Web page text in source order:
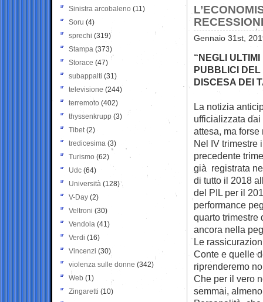
Gennaio 31st,
“NEGLI
PUBBLICI DEL
DISCESA DEI
La notizia
ufficializzata
attesa, ma forse
Nel IV trimestre
precedente
già registrata
di tutto il 2018
del PIL per il
performance
quarto trimestre
ancora nella
Le
Conte e quelle
riprenderemo
Che per il vero
semmai,
Sinistra arcobaleno (11)
Soru (4)
sprechi (319)
Stampa (373)
Storace (47)
subappalti (31)
televisione(244)
terremoto (402)
thyssenkrupp (3)
Tibet(2)
tredicesima (3)
Turismo (62)
Udc (64)
Università (128)
V-Day (2)
Veltroni (30)
Vendola (41)
Verdi (16)
Vincenzi (30)
violenza sulle donne (342)
Web (1)
Zingaretti (10)